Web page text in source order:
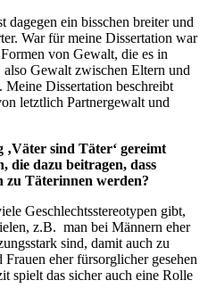
ein bisschen breiter und
War für meine Dissertation war
von Gewalt, die es in
Gewalt zwischen Eltern und
Dissertation beschreibt
letztlich Partnergewalt und
sind Täter‘ gereimt
die dazu beitragen, dass
Täterinnen werden?
Geschlechtsstereotypen gibt,
z.B. man bei Männern eher
sind, damit auch zu
eher fürsorglicher gesehen
spielt das sicher auch eine Rolle